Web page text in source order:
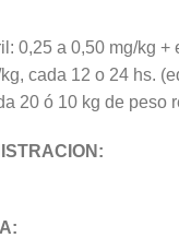
0,25 a 0,50 mg/kg +
cada 12 o 24 hs.
20 ó 10 kg de peso